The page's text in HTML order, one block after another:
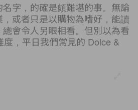
字，的確是頗難堪的事。無論
或者只是以購物為嗜好，能讀
會令人另眼相看。但別以為看
，平日我們常見的 Dolce &